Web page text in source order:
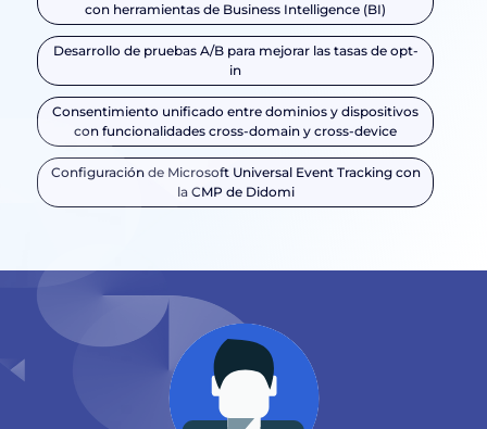
con herramientas de Business Intelligence (BI)
Desarrollo de pruebas A/B para mejorar las tasas de opt-
in
Consentimiento unificado entre dominios y dispositivos
con funcionalidades cross-domain y cross-device
Configuración de Microsoft Universal Event Tracking con
la CMP de Didomi